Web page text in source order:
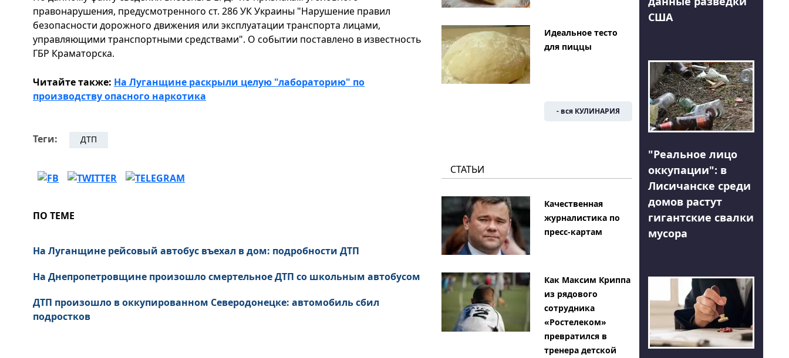
правонарушения, предусмотренного ст. 286 УК Украины "Нарушение правил
безопасности дорожного движения или эксплуатации транспорта лицами,
управляющими транспортными средствами". О событии поставлено в известность
ГБР Краматорска.
Читайте также: На Луганщине раскрыли целую "лабораторию" по
производству опасного наркотика
Теги: ДТП
ПО ТЕМЕ
На Луганщине рейсовый автобус въехал в дом: подробности ДТП
На Днепропетровщине произошло смертельное ДТП со школьным автобусом
ДТП произошло в оккупированном Северодонецке: автомобиль сбил
подростков
Идеальное тесто
для пиццы
- вся КУЛИНАРИЯ
СТАТЬИ
Качественная
журналистика по
пресс-картам
Как Максим Криппа
из рядового
сотрудника
«Ростелеком»
превратился в
тренера детской
США
"Реальное лицо
оккупации": в
Лисичанске среди
домов растут
гигантские свалки
мусора